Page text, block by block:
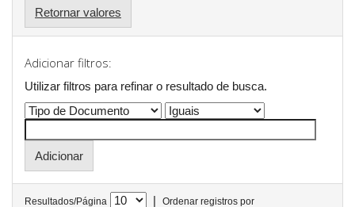
Retornar valores
Adicionar filtros:
Utilizar filtros para refinar o resultado de busca.
Resultados/Página |
Ordenar registros por